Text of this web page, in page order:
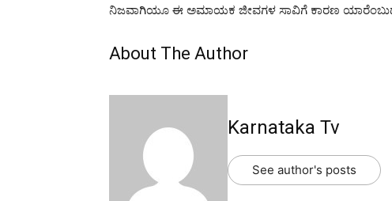
ನಿಜವಾಗಿಯೂ ಈ ಅಮಾಯಕ ಜೀವಗಳ ಸಾವಿಗೆ ಕಾರಣ ಯಾರೆಂಬುದು
About The Author
Karnataka Tv
See author's posts